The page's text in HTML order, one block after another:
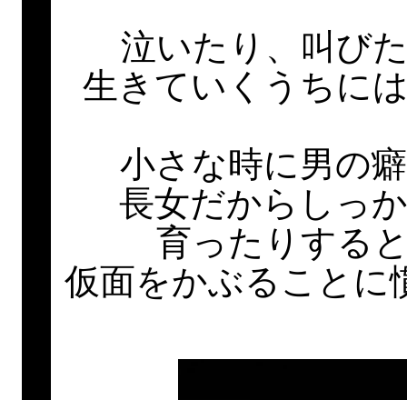
泣いたり、叫び
生きていくうちに
小さな時に男の
長女だからしっ
育ったりする
仮面をかぶることに